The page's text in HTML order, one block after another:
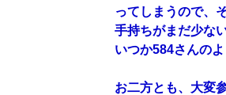
ってしまうので、
手持ちがまだ少な
いつか584さんの
お二方とも、大変